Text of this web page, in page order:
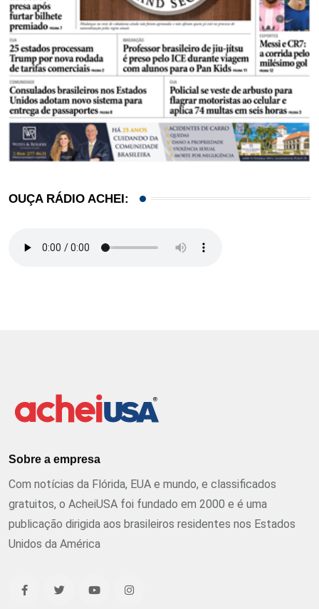
OUÇA RÁDIO ACHEI:
Sobre a empresa
Com notícias da Flórida, EUA e mundo, e classificados
gratuitos, o AcheiUSA foi fundado em 2000 e é uma
publicação dirigida aos brasileiros residentes nos Estados
Unidos da América